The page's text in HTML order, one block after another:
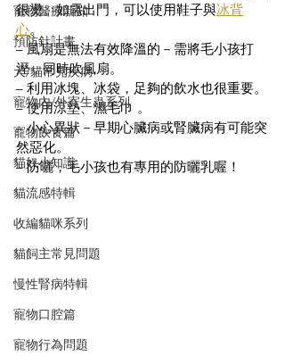
寵物醫療新知
預防針計畫
犬/貓常見疾病
寵物內/外寄生蟲系列
寵物飲食篇
貓奴小知識
貓流感特輯
收編貓咪系列
貓飼主常見問題
慢性腎病特輯
寵物口腔篇
寵物行為問題
很燙。如需出門，可以使用鞋子與冰背
心。
– 風扇是無法有效降溫的－需將毛小孩打
溼，同時吹風扇。
– 利用冰塊、冰袋，足夠的飲水也很重要。
– 使用涼墊、濕毛巾 。
– 小心異狀－早期心臟病或腎臟病有可能突
然惡化。
– 防曬，毛小孩也有專用的防曬乳喔！